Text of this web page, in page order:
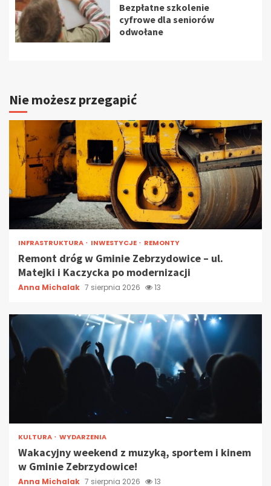
Bezpłatne szkolenie
cyfrowe dla seniorów
odwołane
Nie możesz przegapić
INFRASTRUKTURA INWESTYCJE REMONTY
Remont dróg w Gminie Zebrzydowice – ul.
Matejki i Kaczycka po modernizacji
Anna Michalak 7 sierpnia 2026 13
KULTURA WYDARZENIA
Wakacyjny weekend z muzyką, sportem i kinem
w Gminie Zebrzydowice!
Anna Michalak 7 sierpnia 2026 13